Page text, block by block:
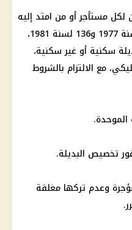
لكل مستأجر أو من امتد إليه
عقد الإيجار وفق القانونين 49 لسنة 1977 و136 لسنة 1981،
سكنية أو غير سكنية،
مع الالتزام بالشروط
تخصيص البديلة.
وعدم تركها مغلقة